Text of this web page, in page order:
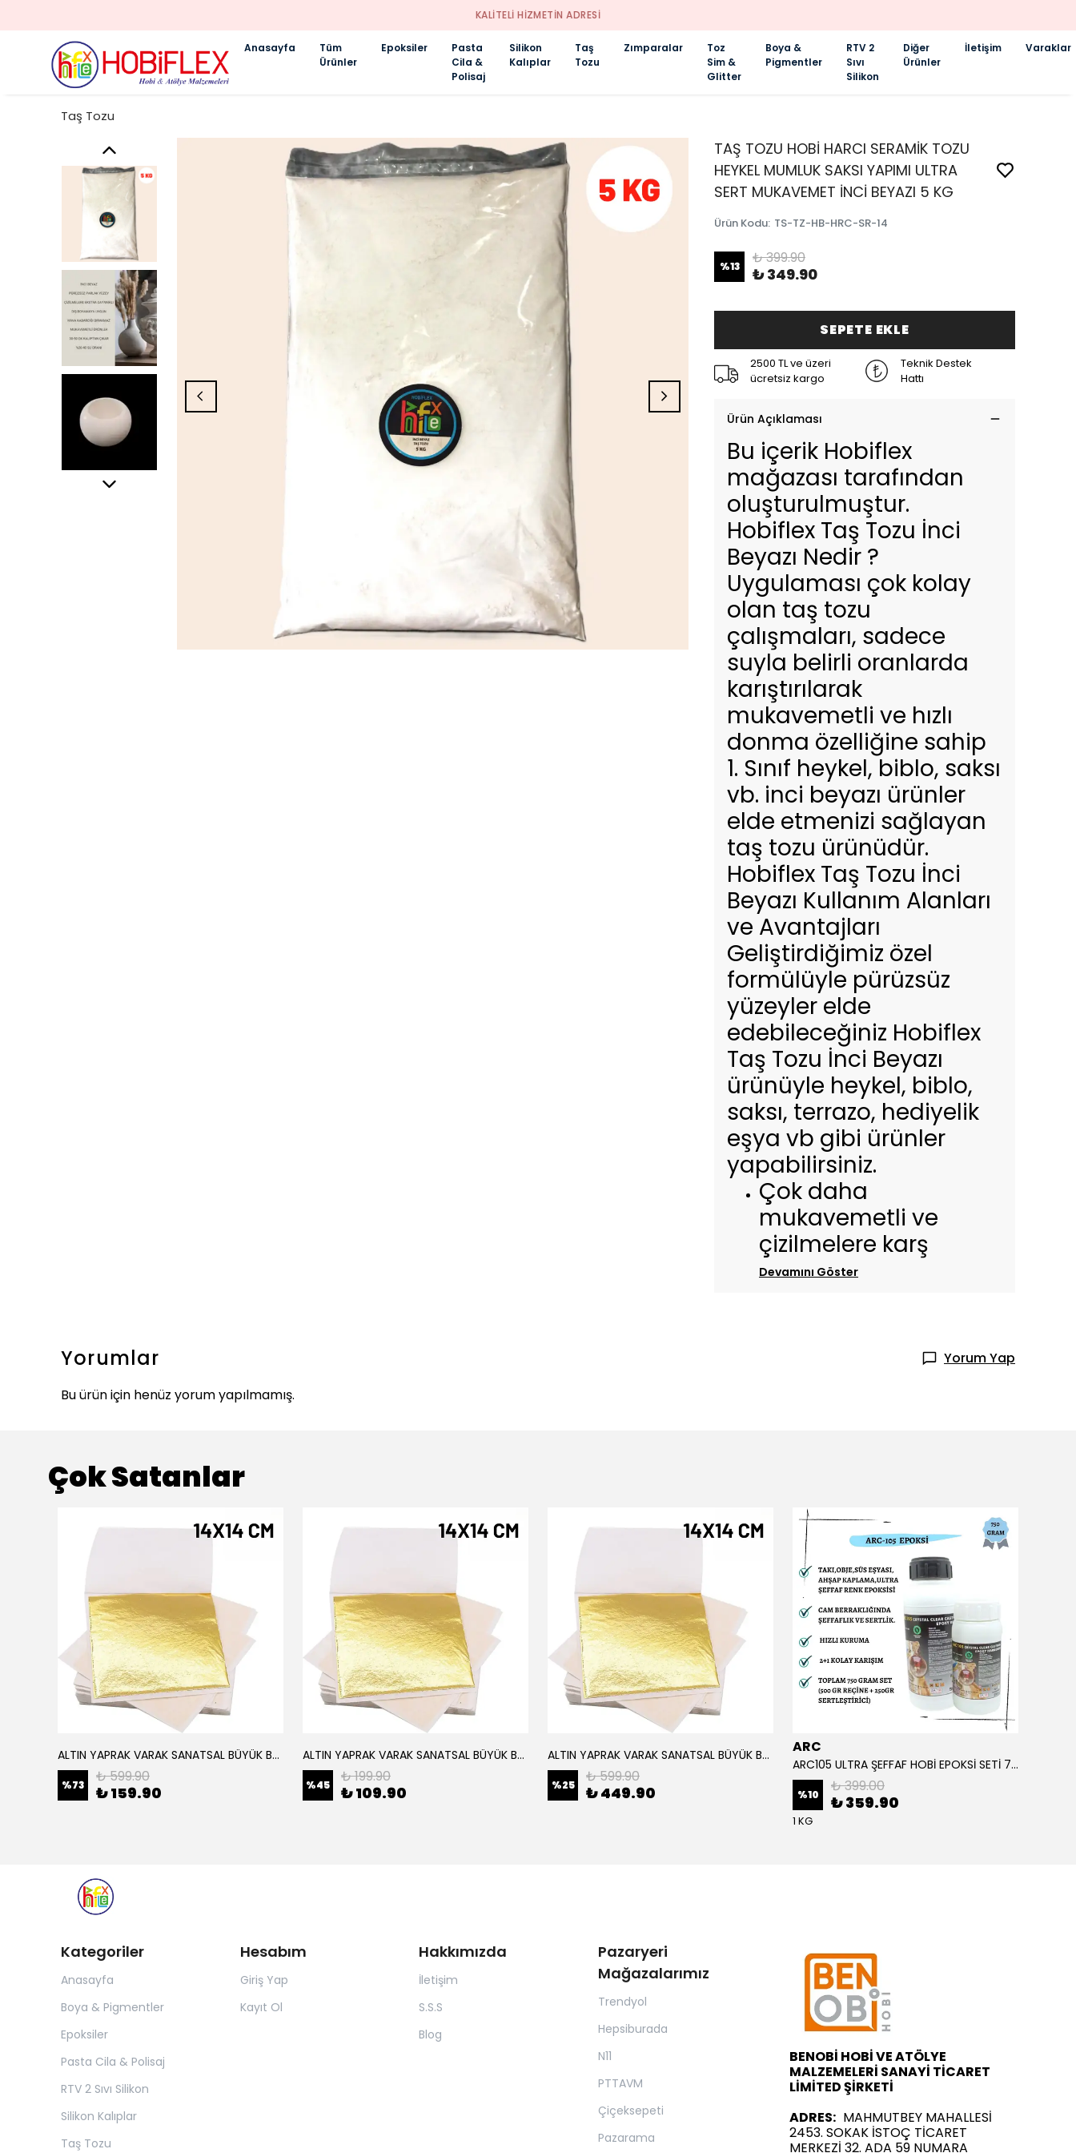
KALİTELİ HİZMETİN ADRESİ
Anasayfa
Tüm
Ürünler
Epoksiler
Pasta
Cila &
Polisaj
Silikon
Kalıplar
Taş
Tozu
Zımparalar
Toz
Sim &
Glitter
Boya &
Pigmentler
RTV 2
Sıvı
Silikon
Diğer
Ürünler
İletişim Varaklar
Taş Tozu
TAŞ TOZU HOBİ HARCI SERAMİK TOZU
HEYKEL MUMLUK SAKSI YAPIMI ULTRA
SERT MUKAVEMET İNCİ BEYAZI 5 KG
Ürün Kodu: TS-TZ-HB-HRC-SR-14
%13 ₺ 399.90
₺ 349.90
SEPETE EKLE
2500 TL ve üzeri
ücretsiz kargo
Teknik Destek
Hattı
Ürün Açıklaması
Bu içerik Hobiflex
mağazası tarafından
oluşturulmuştur.
Hobiflex Taş Tozu İnci
Beyazı Nedir ?
Uygulaması çok kolay
olan taş tozu
çalışmaları, sadece
suyla belirli oranlarda
karıştırılarak
mukavemetli ve hızlı
donma özelliğine sahip
1. Sınıf heykel, biblo, saksı
vb. inci beyazı ürünler
elde etmenizi sağlayan
taş tozu ürünüdür.
Hobiflex Taş Tozu İnci
Beyazı Kullanım Alanları
ve Avantajları
Geliştirdiğimiz özel
formülüyle pürüzsüz
yüzeyler elde
edebileceğiniz Hobiflex
Taş Tozu İnci Beyazı
ürünüyle heykel, biblo,
saksı, terrazo, hediyelik
eşya vb gibi ürünler
yapabilirsiniz.
Çok daha
mukavemetli ve
çizilmelere karş
Devamını Göster
Yorumlar
Yorum Yap
Bu ürün için henüz yorum yapılmamış.
Çok Satanlar
ALTIN YAPRAK VARAK SANATSAL BÜYÜK BOY FOLYO EPOKSİ REÇİNE NAİL ART 16 ADET 14X14 CM ALTIN RENK
%73 ₺ 599.90
₺ 159.90
ALTIN YAPRAK VARAK SANATSAL BÜYÜK BOY FOLYO EPOKSİ REÇİNE NAİL ART 8 ADET ALTIN RENK 14X14 CM
%45 ₺ 199.90
₺ 109.90
ALTIN YAPRAK VARAK SANATSAL BÜYÜK BOY FOLYO EPOKSİ REÇİNE NAİL ART 90 ADET 14X14 CM ALTIN RENK
%25 ₺ 599.90
₺ 449.90
ARC
ARC105 ULTRA ŞEFFAF HOBİ EPOKSİ SETİ 750 GRAM
%10 ₺ 399.00
₺ 359.90
1 KG
Kategoriler
Anasayfa
Boya & Pigmentler
Epoksiler
Pasta Cila & Polisaj
RTV 2 Sıvı Silikon
Silikon Kalıplar
Taş Tozu
Hesabım
Giriş Yap
Kayıt Ol
Hakkımızda
İletişim
S.S.S
Blog
Pazaryeri
Mağazalarımız
Trendyol
Hepsiburada
N11
PTTAVM
Çiçeksepeti
Pazarama
BENOBİ HOBİ VE ATÖLYE
MALZEMELERİ SANAYİ TİCARET
LİMİTED ŞİRKETİ
ADRES: MAHMUTBEY MAHALLESİ
2453. SOKAK İSTOÇ TİCARET
MERKEZİ 32. ADA 59 NUMARA